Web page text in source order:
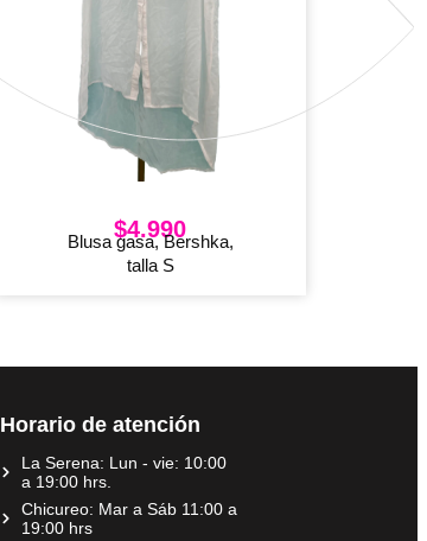
$4.990
Blusa gasa, Bershka,
talla S
Horario de atención
La Serena: Lun - vie: 10:00
a 19:00 hrs.
Chicureo: Mar a Sáb 11:00 a
19:00 hrs